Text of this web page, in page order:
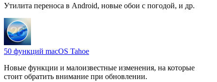
Утилита переноса в Android, новые обои с погодой, и др.
50 функций macOS Tahoe
Новые функции и малоизвестные изменения, на которые
стоит обратить внимание при обновлении.